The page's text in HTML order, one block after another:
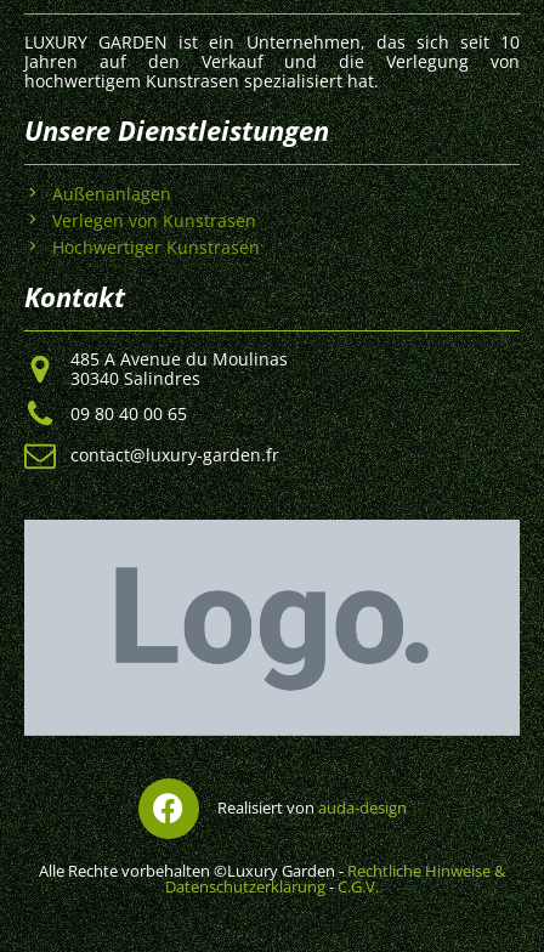
LUXURY GARDEN ist ein Unternehmen, das sich seit 10
Jahren auf den Verkauf und die Verlegung von
hochwertigem Kunstrasen spezialisiert hat.
Unsere Dienstleistungen
Außenanlagen
Verlegen von Kunstrasen
Hochwertiger Kunstrasen
Kontakt
485 A Avenue du Moulinas
30340 Salindres
09 80 40 00 65
contact@luxury-garden.fr
Realisiert vonauda-design
Alle Rechte vorbehalten ©Luxury Garden -Rechtliche Hinweise &
Datenschutzerklärung-C.G.V.